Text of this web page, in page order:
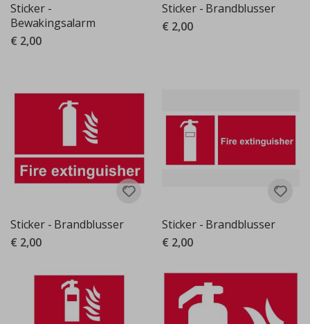
Sticker -
Bewakingsalarm
€ 2,00
Sticker - Brandblusser
€ 2,00
Sticker - Brandblusser
€ 2,00
Sticker - Brandblusser
€ 2,00